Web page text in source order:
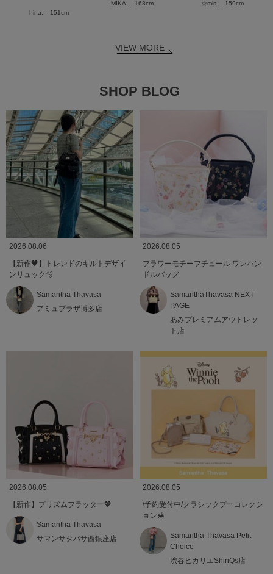
hina... 151cm
MIKA... 168cm ☆mis... 159cm
VIEW MORE
SHOP BLOG
2026.08.06
【新作🖤】トレンドのキルトデザイ
ンリュック🫧
Samantha Thavasa
アミュプラザ博多店
2026.08.05
フラワーモチーフチュール ワンハン
ドルバッグ
SamanthaThavasa NEXT
PAGE
あみプレミアムアウトレッ
ト店
2026.08.05
【新作】プリズムフラッター💖
Samantha Thavasa
サマンサタバサ西銀座店
2026.08.05
\予約受付中/クラシックプーコレクシ
ョン🍯
Samantha Thavasa Petit
Choice
渋谷ヒカリエShinQs店